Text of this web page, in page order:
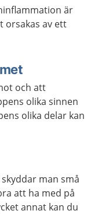
är
orsakas av ett
och att
olika sinnen
olika delar kan
man små
att ha med på
annat kan du